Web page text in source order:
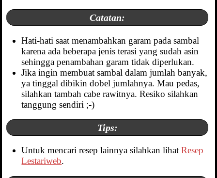
Catatan:
Hati-hati saat menambahkan garam pada sambal
karena ada beberapa jenis terasi yang sudah asin
sehingga penambahan garam tidak diperlukan.
Jika ingin membuat sambal dalam jumlah banyak,
ya tinggal dibikin dobel jumlahnya. Mau pedas,
silahkan tambah cabe rawitnya. Resiko silahkan
tanggung sendiri ;-)
Tips:
Untuk mencari resep lainnya silahkan lihatResep
Lestariweb.